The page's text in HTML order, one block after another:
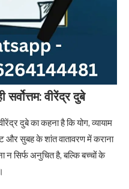
वीरेंद्र दुबे
दुबे का कहना है कि योग, व्यायाम
और सुबह के शांत वातावरण में कराना
न सिर्फ अनुचित है, बल्कि बच्चों के